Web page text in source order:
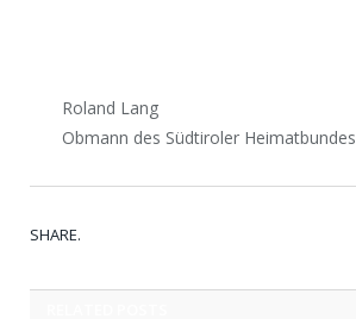
Roland Lang
Obmann des Südtiroler Heimatbundes
SHARE.